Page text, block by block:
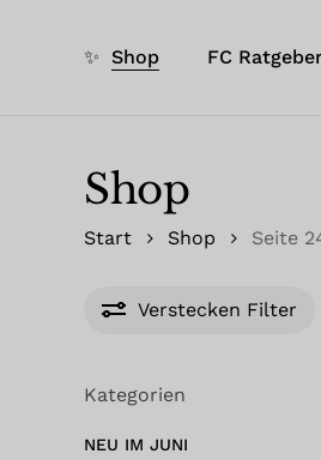
✨ Shop FC
Shop
Start Shop Seite
Verstecken Filter
Kategorien
NEU IM JUNI